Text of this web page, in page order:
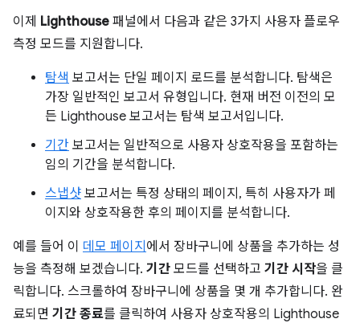
이제 Lighthouse 패널에서 다음과 같은 3가지 사용자 플로우
측정 모드를 지원합니다.
탐색 보고서는 단일 페이지 로드를 분석합니다. 탐색은
가장 일반적인 보고서 유형입니다. 현재 버전 이전의 모
든 Lighthouse 보고서는 탐색 보고서입니다.
기간 보고서는 일반적으로 사용자 상호작용을 포함하는
임의 기간을 분석합니다.
스냅샷 보고서는 특정 상태의 페이지, 특히 사용자가 페
이지와 상호작용한 후의 페이지를 분석합니다.
예를 들어 이 데모 페이지 에서 장바구니에 상품을 추가하는 성
능을 측정해 보겠습니다. 기간 모드를 선택하고 기간 시작을 클
릭합니다. 스크롤하여 장바구니에 상품을 몇 개 추가합니다. 완
료되면 기간 종료를 클릭하여 사용자 상호작용의 Lighthouse